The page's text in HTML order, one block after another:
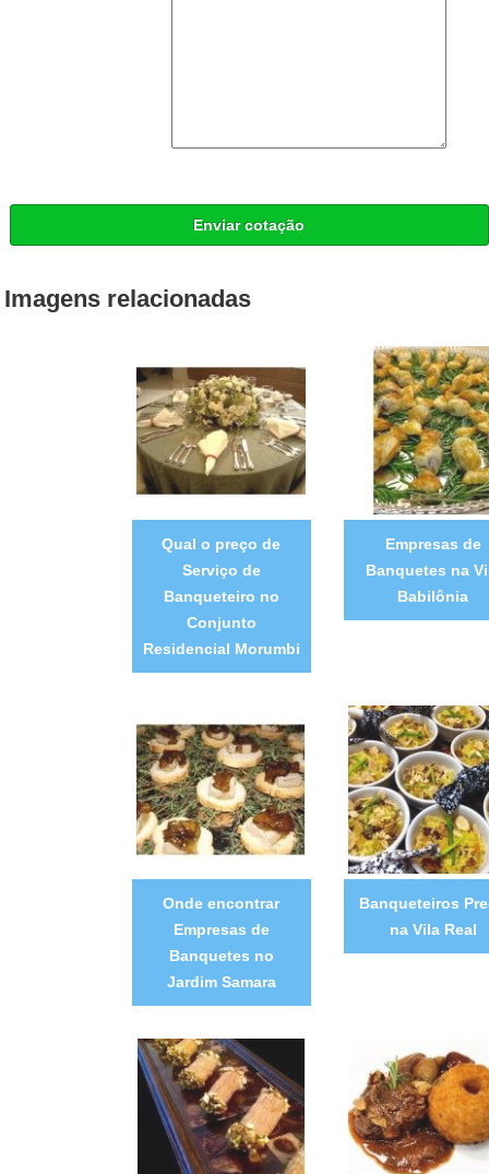
Enviar cotação
Imagens relacionadas
Qual o preço de
Serviço de
Banqueteiro no
Conjunto
Residencial Morumbi
Empresas de
Banquetes na
Babilônia
Onde encontrar
Empresas de
Banquetes no
Jardim Samara
Banqueteiros
na Vila Real